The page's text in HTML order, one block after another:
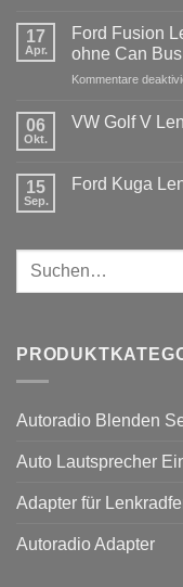
Radio
Tausch
1
DIN
DIN
17
Apr.
Ford Fusion
ohne Can Bus
Kommentare
06
Okt.
VW Golf V
VW
15
Sep.
Ford Kuga
Ford
Lenkradfernbedienung
anschließen
Suchen
Autoradio Blenden
Auto Lautsprecher
Adapter für
Autoradio Adapter